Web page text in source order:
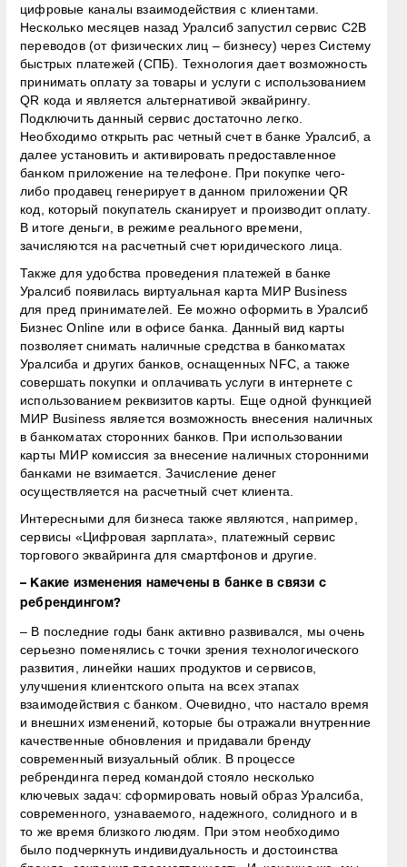
цифровые каналы взаимодействия с клиентами.
Несколько месяцев назад Уралсиб запустил сервис С2В
переводов (от физических лиц – бизнесу) через Систему
быстрых платежей (СПБ). Технология дает возможность
принимать оплату за товары и услуги с использованием
QR кода и является альтернативой эквайрингу.
Подключить данный сервис достаточно легко.
Необходимо открыть рас четный счет в банке Уралсиб, а
далее установить и активировать предоставленное
банком приложение на телефоне. При покупке чего-
либо продавец генерирует в данном приложении QR
код, который покупатель сканирует и производит оплату.
В итоге деньги, в режиме реального времени,
зачисляются на расчетный счет юридического лица.
Также для удобства проведения платежей в банке
Уралсиб появилась виртуальная карта МИР Business
для пред принимателей. Ее можно оформить в Уралсиб
Бизнес Online или в офисе банка. Данный вид карты
позволяет снимать наличные средства в банкоматах
Уралсиба и других банков, оснащенных NFC, а также
совершать покупки и оплачивать услуги в интернете с
использованием реквизитов карты. Еще одной функцией
МИР Business является возможность внесения наличных
в банкоматах сторонних банков. При использовании
карты МИР комиссия за внесение наличных сторонними
банками не взимается. Зачисление денег
осуществляется на расчетный счет клиента.
Интересными для бизнеса также являются, например,
сервисы «Цифровая зарплата», платежный сервис
торгового эквайринга для смартфонов и другие.
– Какие изменения намечены в банке в связи с
ребрендингом?
– В последние годы банк активно развивался, мы очень
серьезно поменялись с точки зрения технологического
развития, линейки наших продуктов и сервисов,
улучшения клиентского опыта на всех этапах
взаимодействия с банком. Очевидно, что настало время
и внешних изменений, которые бы отражали внутренние
качественные обновления и придавали бренду
современный визуальный облик. В процессе
ребрендинга перед командой стояло несколько
ключевых задач: сформировать новый образ Уралсиба,
современного, узнаваемого, надежного, солидного и в
то же время близкого людям. При этом необходимо
было подчеркнуть индивидуальность и достоинства